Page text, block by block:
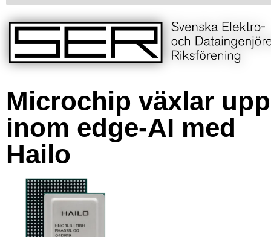
Microchip växlar upp
inom edge-AI med
Hailo